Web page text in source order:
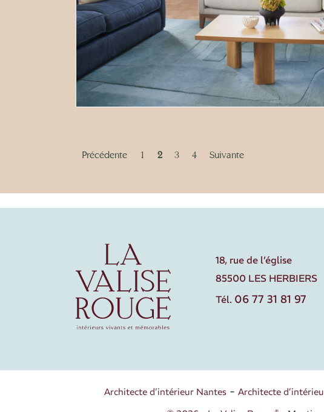
Précédente 1 2 3 4 Suivante
18, rue de l’église
85500 LES HERBIERS
Tél. 06 77 31 81 97
Architecte d’intérieur Nantes Architecte